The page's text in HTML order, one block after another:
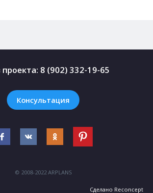
проекта: 8 (902) 332-19-65
Консультация
© 2008-2022 ARPLANS
Сделано Reconcept